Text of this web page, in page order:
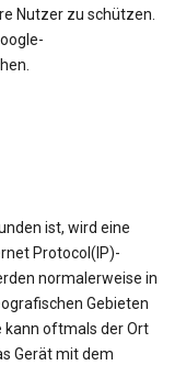
Nutzer zu schützen.
ist, wird eine
Protocol(IP)-
normalerweise in
Gebieten
kann oftmals der Ort
Gerät mit dem